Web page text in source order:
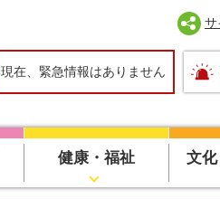
サ
現在、緊急情報はありません
健康・福祉 文化